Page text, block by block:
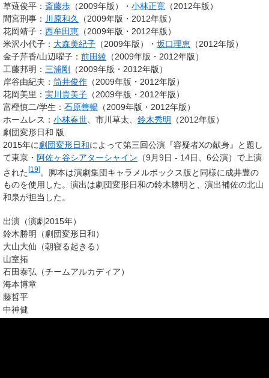
草薙俊平： 斎藤歩 （2009年版）・ 小林正寛 （2012年版）
間宮刑事： 川原和久
（2009年版・2012年版）
花岡靖子： 西牟田恵 （2009年版・2012年版）
米沢小代子： 大森美紀子 （2009年版）・ 坂口理恵 （2012年版）
金子芹香/山辺曜子： 前田綾 （2009年版・2012年版）
工藤邦明： 三浦剛
（2009年版・2012年版）
岸谷由紀夫： 筒井俊作 （2009年版・2012年版）
花岡美里： 実川貴美子 （2009年版・2012年版）
富樫慎二/学生： 石原善暢 （2009年版・2012年版）
ホームレス： 小林春世 、市川草太、 鈴木秀明
（2012年版）
劇団変形日和 版
2015年に劇団変形日和によって第三回公演『容疑者Xの献身』と題し
て東京・ 阿佐ヶ谷シアターシャイン （9月9日 - 14日、6公演）で上演
された[19]。脚本は演劇集団キャラメルボックス版と同様に成井豊の
ものを使用した。演出は劇団変形日和の鈴木勝明と、演出補佐の北山
和泉が担当した。
出演（演劇2015年）
鈴木勝明（劇団変形日和）
大山大仙（朝寝る起きる）
山室拓
石田泰弘（チームアルカディア）
海本博章
藤哲平
中神健